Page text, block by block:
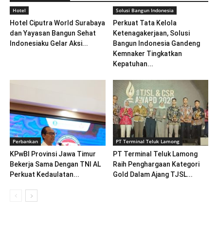
Hotel
Hotel Ciputra World Surabaya
dan Yayasan Bangun Sehat
Indonesiaku Gelar Aksi...
Solusi Bangun Indonesia
Perkuat Tata Kelola
Ketenagakerjaan, Solusi
Bangun Indonesia Gandeng
Kemnaker Tingkatkan
Kepatuhan...
Perbankan
KPwBI Provinsi Jawa Timur
Bekerja Sama Dengan TNI AL
Perkuat Kedaulatan...
PT Terminal Teluk Lamong
PT Terminal Teluk Lamong
Raih Penghargaan Kategori
Gold Dalam Ajang TJSL...